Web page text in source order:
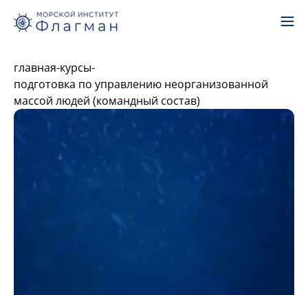
главная-курсы-
подготовка по управлению неорганизованной
массой людей (командный состав)